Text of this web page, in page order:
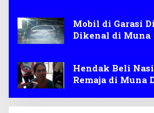
Mobil di Garasi
Dikenal di Muna
Hendak Beli
Remaja di Muna